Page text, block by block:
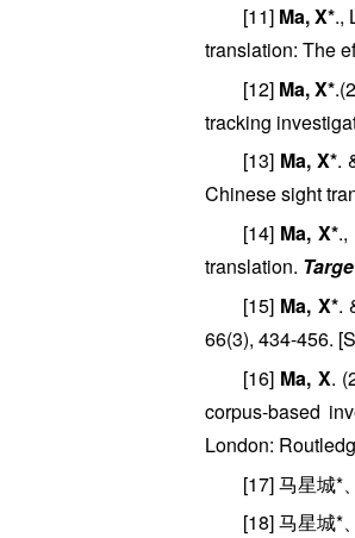
[11] Ma, X*.,
translation: The
[12] Ma, X*
tracking
[13] Ma, X*.
Chinese sight
[14] Ma, X*.,
translation.
[15] Ma, X*.
66(3), 434-456.
[16] Ma, X.
corpus-based
London:
[17] 马星城*
[18] 马星城*